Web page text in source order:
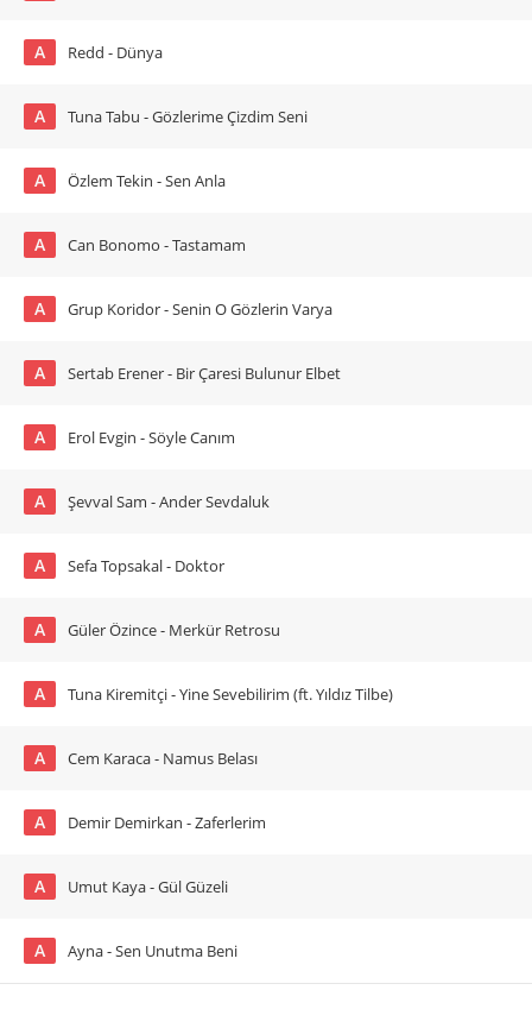
A Redd - Dünya
A Tuna Tabu - Gözlerime Çizdim Seni
A Özlem Tekin - Sen Anla
A Can Bonomo - Tastamam
A Grup Koridor - Senin O Gözlerin Varya
A Sertab Erener - Bir Çaresi Bulunur Elbet
A Erol Evgin - Söyle Canım
A Şevval Sam - Ander Sevdaluk
A Sefa Topsakal - Doktor
A Güler Özince - Merkür Retrosu
A Tuna Kiremitçi - Yine Sevebilirim (ft. Yıldız Tilbe)
A Cem Karaca - Namus Belası
A Demir Demirkan - Zaferlerim
A Umut Kaya - Gül Güzeli
A Ayna - Sen Unutma Beni